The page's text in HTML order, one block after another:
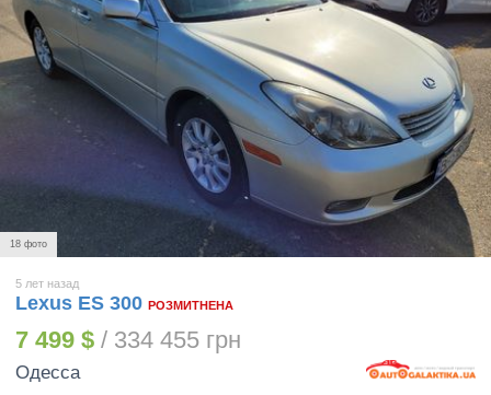
18 фото
5 лет назад
Lexus ES 300 РОЗМИТНЕНА
7 499 $ / 334 455 грн
Одесса